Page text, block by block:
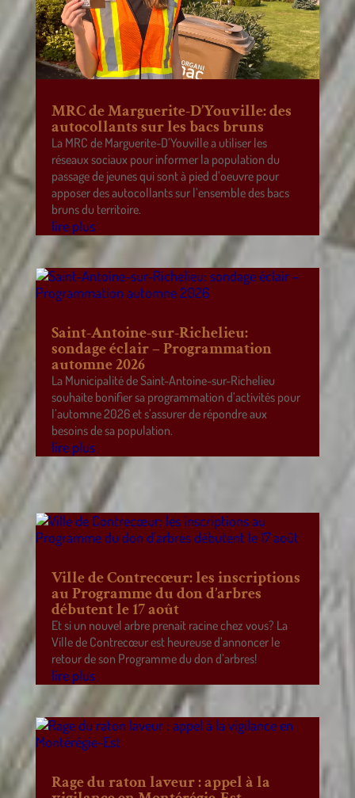
MRC de Marguerite-D’Youville: des
autocollants sur les bacs bruns
La MRC de Marguerite-D’Youville a utiliser les
réseaux sociaux pour informer la population du
passage de jeunes qui sont à pied d’oeuvre pour
apposer des autocollants sur l’ensemble des bacs
bruns du territoire.
lire plus
Saint-Antoine-sur-Richelieu:
sondage éclair – Programmation
automne 2026
La Municipalité de Saint-Antoine-sur-Richelieu
souhaite bonifier sa programmation d’activités pour
l’automne 2026 et s’assurer de répondre aux
besoins de sa population.
lire plus
Ville de Contrecœur: les inscriptions
au Programme du don d’arbres
débutent le 17 août
Et si un nouvel arbre prenait racine chez vous? La
Ville de Contrecœur est heureuse d’annoncer le
retour de son Programme du don d’arbres!
lire plus
Rage du raton laveur : appel à la